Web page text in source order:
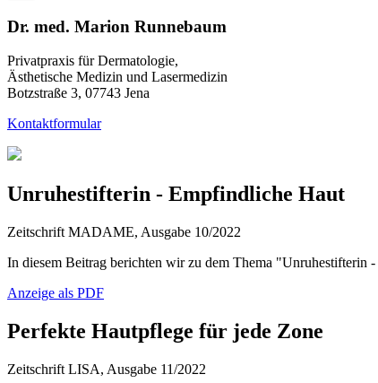
Dr. med. Marion Runnebaum
Privatpraxis für Dermatologie,
Ästhetische Medizin und Lasermedizin
Botzstraße 3, 07743 Jena
Kontaktformular
Unruhestifterin - Empfindliche Haut
Zeitschrift MADAME, Ausgabe 10/2022
In diesem Beitrag berichten wir zu dem Thema
Anzeige als PDF
Perfekte Hautpflege für jede Zone
Zeitschrift LISA, Ausgabe 11/2022